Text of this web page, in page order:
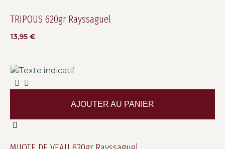
TRIPOUS 620gr Rayssaguel
13,95 €
AJOUTER AU PANIER